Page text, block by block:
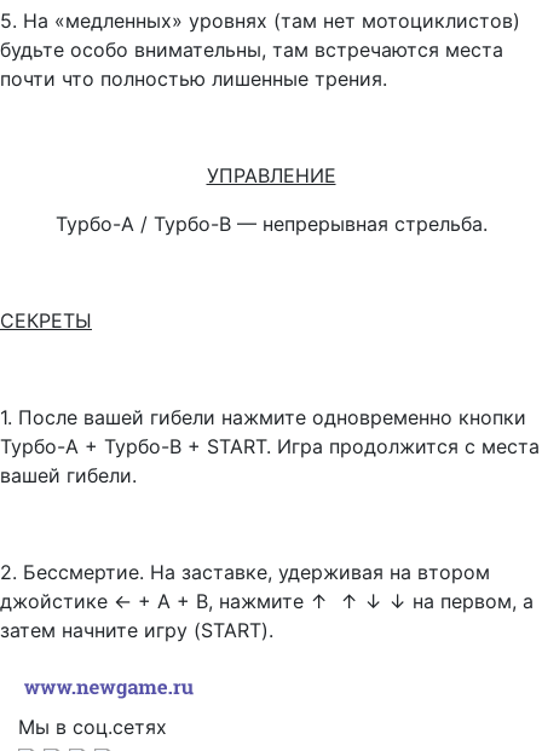
5. На «медленных» уровнях (там нет мотоциклистов)
будьте особо внимательны, там встречаются места
почти что полностью лишенные трения.
УПРАВЛЕНИЕ
Турбо-А / Турбо-В — непрерывная стрельба.
СЕКРЕТЫ
1. После вашей гибели нажмите одновременно кнопки
Турбо-А + Турбо-В + START. Игра продолжится с места
вашей гибели.
2. Бессмертие. На заставке, удерживая на втором
джойстике ← + А + В, нажмите ↑ ↑ ↓ ↓ на первом, а
затем начните игру (START).
Мы в соц.сетях